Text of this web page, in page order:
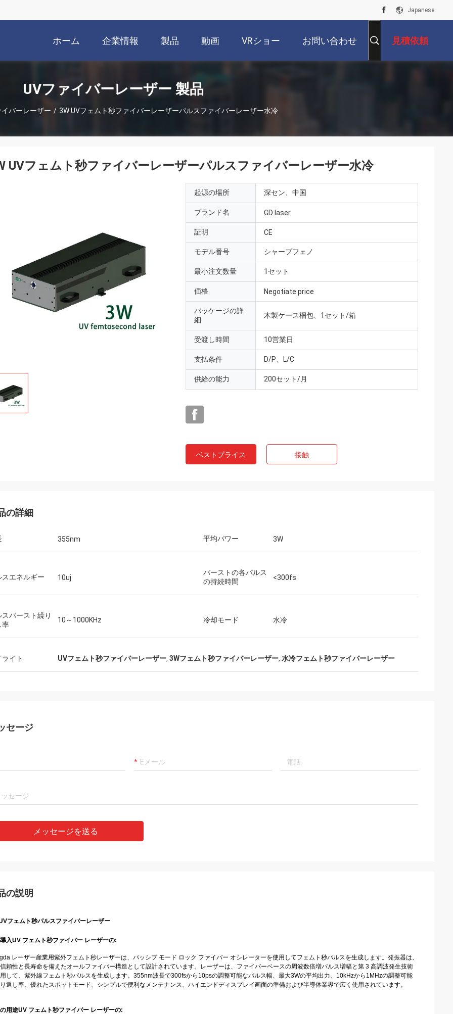
Japanese
ホーム 企業情報 製品 動画 VRショー お問い合わせ 見積依頼
UVファイバーレーザー 製品
バーレーザー / 3W UVフェムト秒ファイバーレーザーパルスファイバーレーザー水冷
UVフェムト秒ファイバーレーザーパルスファイバーレーザー水冷
起源の場所 深セン、中国
ブランド名 GD laser
証明 CE
モデル番号 シャープフェノ
最小注文数量 1セット
価格 Negotiate price
パッケージの詳
細
木製ケース梱包、1セット/箱
受渡し時間 10営業日
支払条件 D/P、L/C
供給の能力 200セット/月
ベストプライス 接触
の詳細
355nm 平均パワー 3W
スエネルギー 10uj
バーストの各パルス
の持続時間
<300fs
スバースト繰り
率
10～1000KHz 冷却モード 水冷
イト UVフェムト秒ファイバーレーザー, 3Wフェムト秒ファイバーレーザー, 水冷フェムト秒ファイバーレーザー
セージ
メッセージを送る
の説明
フェムト秒パルスファイバーレーザー
入UV フェムト秒ファイバー レーザーの:
レーザー産業用紫外フェムト秒レーザーは、パッシブ モード ロック ファイバー オシレーターを使用してフェムト秒パルスを生成します。発振器は、
頼性と長寿命を備えたオールファイバー構造として設計されています。レーザーは、ファイバーベースの周波数倍増パルス増幅と第 3 高調波発生技術
して、紫外線フェムト秒パルスを生成します。355nm波長で300fsから10psの調整可能なパルス幅、最大3Wの平均出力、10kHzから1MHzの調整可能
返し率、優れたスポットモード、シンプルで便利なメンテナンス、ハイエンドディスプレイ画面の準備および半導体業界で広く使用されています。
用途UV フェムト秒ファイバー レーザーの: